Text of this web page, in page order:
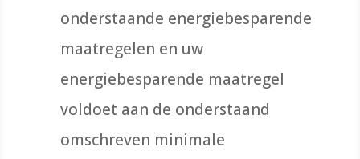
onderstaande energiebesparende
maatregelen en uw
energiebesparende maatregel
voldoet aan de onderstaand
omschreven minimale